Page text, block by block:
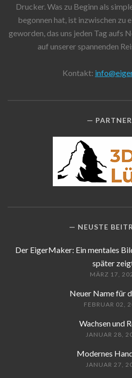
Drucker. Was zu Beginn als
begonnen hat, ist inzwischen zu
geworden, das uns jeden Tag aufs
auf unserer spannenden
Kontakt:
PARTNER
NEUSTE
Der EigerMaker: Ein mentales
später
MÄRZ 17,
Neuer Name für
FEBRUAR 02,
Wachsen und
JANUAR 28,
Modernes
JANUAR 27,